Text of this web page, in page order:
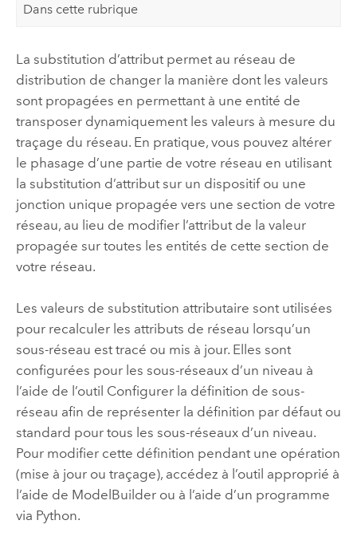
Dans cette rubrique
La substitution d’attribut permet au réseau de
distribution de changer la manière dont les valeurs
sont propagées en permettant à une entité de
transposer dynamiquement les valeurs à mesure du
traçage du réseau. En pratique, vous pouvez altérer
le phasage d’une partie de votre réseau en utilisant
la substitution d’attribut sur un dispositif ou une
jonction unique propagée vers une section de votre
réseau, au lieu de modifier l’attribut de la valeur
propagée sur toutes les entités de cette section de
votre réseau.
Les valeurs de substitution attributaire sont utilisées
pour recalculer les attributs de réseau lorsqu’un
sous-réseau est tracé ou mis à jour. Elles sont
configurées pour les sous-réseaux d’un niveau à
l’aide de l’outil Configurer la définition de sous-
réseau afin de représenter la définition par défaut ou
standard pour tous les sous-réseaux d’un niveau.
Pour modifier cette définition pendant une opération
(mise à jour ou traçage), accédez à l’outil approprié à
l’aide de ModelBuilderou à l’aide d’un programme
via Python.